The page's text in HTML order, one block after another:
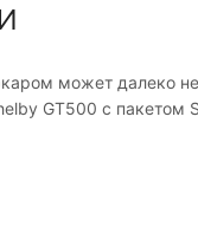
может далеко
GT500 с